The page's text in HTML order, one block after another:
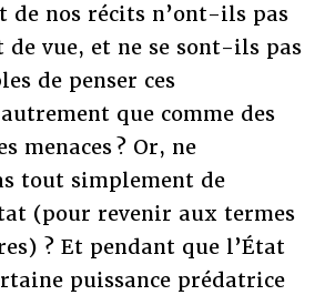
nos récits n’ont-ils pas
de vue, et ne se sont-ils pas
de penser ces
que comme des
menaces ? Or, ne
tout simplement de
(pour revenir aux termes
? Et pendant que l’État
puissance prédatrice